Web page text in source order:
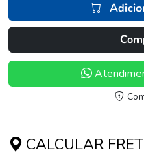
CALCULAR